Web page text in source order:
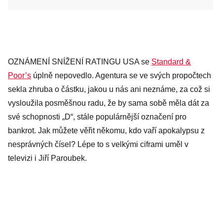
OZNÁMENÍ SNÍŽENÍ RATINGU USA se Standard &
Poor’s úplně nepovedlo. Agentura se ve svých propočtech
sekla zhruba o částku, jakou u nás ani neznáme, za což si
vysloužila posměšnou radu, že by sama sobě měla dát za
své schopnosti „D“, stále populárnější označení pro
bankrot. Jak můžete věřit někomu, kdo vaří apokalypsu z
nesprávných čísel? Lépe to s velkými ciframi uměl v
televizi i Jiří Paroubek.